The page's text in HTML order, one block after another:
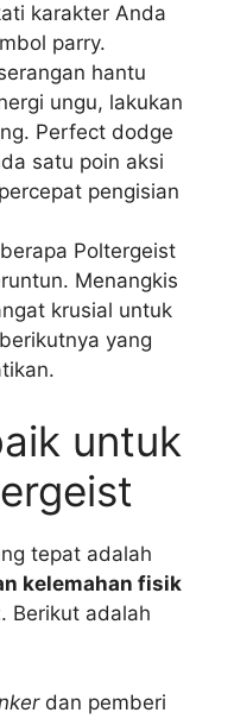
karakter Anda
parry.
hantu
ungu, lakukan
Perfect dodge
satu poin aksi
pengisian
Poltergeist
Menangkis
krusial untuk
yang
untuk
tepat adalah
kelemahan fisik
. Berikut adalah
dan pemberi